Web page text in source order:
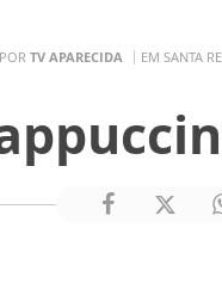
POR TV APARECIDA EM SANTA